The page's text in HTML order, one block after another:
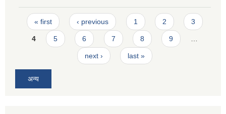
Pages
« first ‹ previous 1 2 3
4 5 6 7 8 9
next › last »
अन्य